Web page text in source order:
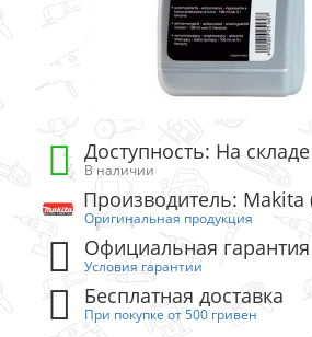
Доступность: На складе
В наличии
Производитель: Makita
Оригинальная продукция
Официальная гарантия
Условия гарантии
Бесплатная доставка
При покупке от 500 гривен